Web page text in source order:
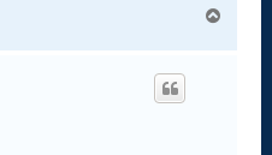
r